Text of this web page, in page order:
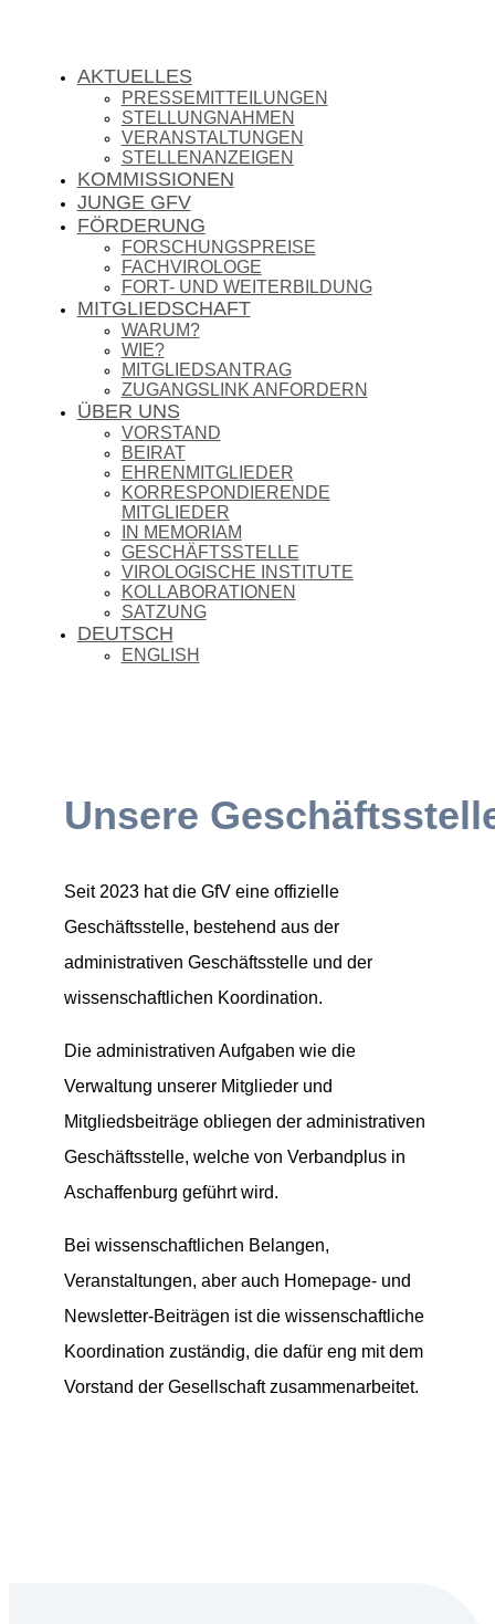
AKTUELLES
PRESSEMITTEILUNGEN
STELLUNGNAHMEN
VERANSTALTUNGEN
STELLENANZEIGEN
KOMMISSIONEN
JUNGE GFV
FÖRDERUNG
FORSCHUNGSPREISE
FACHVIROLOGE
FORT- UND WEITERBILDUNG
MITGLIEDSCHAFT
WARUM?
WIE?
MITGLIEDSANTRAG
ZUGANGSLINK ANFORDERN
ÜBER UNS
VORSTAND
BEIRAT
EHRENMITGLIEDER
KORRESPONDIERENDE
MITGLIEDER
IN MEMORIAM
GESCHÄFTSSTELLE
VIROLOGISCHE INSTITUTE
KOLLABORATIONEN
SATZUNG
DEUTSCH
ENGLISH
Unsere
Seit 2023 hat die GfV eine offizielle
Geschäftsstelle, bestehend aus der
administrativen Geschäftsstelle und der
wissenschaftlichen Koordination.
Die administrativen Aufgaben wie die
Verwaltung unserer Mitglieder und
Mitgliedsbeiträge obliegen der administrativen
Geschäftsstelle, welche von Verbandplus in
Aschaffenburg geführt wird.
Bei wissenschaftlichen Belangen,
Veranstaltungen, aber auch Homepage- und
Newsletter-Beiträgen ist die wissenschaftliche
Koordination zuständig, die dafür eng mit dem
Vorstand der Gesellschaft zusammenarbeitet.